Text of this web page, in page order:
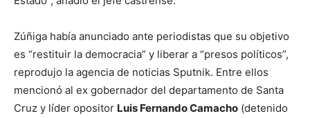
Zúñiga había anunciado ante periodistas que su objetivo
es “restituir la democracia” y liberar a “presos políticos”,
reprodujo la agencia de noticias Sputnik. Entre ellos
mencionó al ex gobernador del departamento de Santa
Cruz y líder opositor Luis Fernando Camacho (detenido